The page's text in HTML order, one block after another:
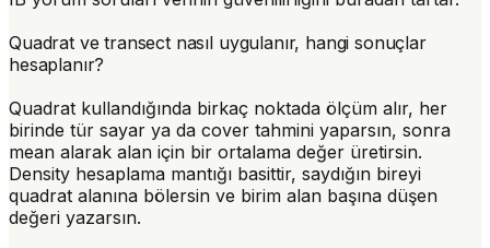
Quadrat ve transect nasıl uygulanır, hangi sonuçlar
hesaplanır?
Quadrat kullandığında birkaç noktada ölçüm alır, her
birinde tür sayar ya da cover tahmini yaparsın, sonra
mean alarak alan için bir ortalama değer üretirsin.
Density hesaplama mantığı basittir, saydığın bireyi
quadrat alanına bölersin ve birim alan başına düşen
değeri yazarsın.